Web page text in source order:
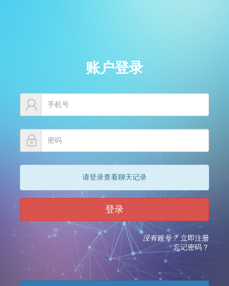
账户登录
请登录查看聊天记录
登录
没有账号？ 立即注册
忘记密码？